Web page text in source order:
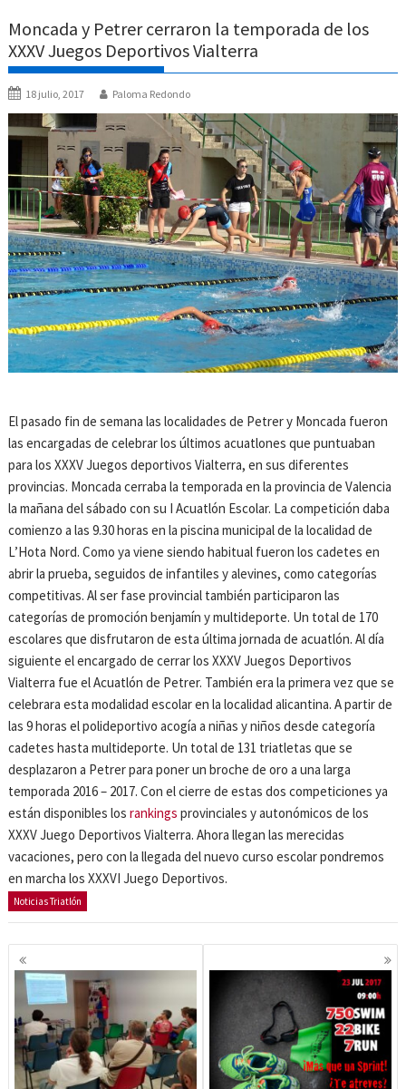
Moncada y Petrer cerraron la temporada de los
XXXV Juegos Deportivos Vialterra
18 julio, 2017 Paloma Redondo
El pasado fin de semana las localidades de Petrer y Moncada fueron
las encargadas de celebrar los últimos acuatlones que puntuaban
para los XXXV Juegos deportivos Vialterra, en sus diferentes
provincias. Moncada cerraba la temporada en la provincia de Valencia
la mañana del sábado con su I Acuatlón Escolar. La competición daba
comienzo a las 9.30 horas en la piscina municipal de la localidad de
L’Hota Nord. Como ya viene siendo habitual fueron los cadetes en
abrir la prueba, seguidos de infantiles y alevines, como categorías
competitivas. Al ser fase provincial también participaron las
categorías de promoción benjamín y multideporte. Un total de 170
escolares que disfrutaron de esta última jornada de acuatlón. Al día
siguiente el encargado de cerrar los XXXV Juegos Deportivos
Vialterra fue el Acuatlón de Petrer. También era la primera vez que se
celebrara esta modalidad escolar en la localidad alicantina. A partir de
las 9 horas el polideportivo acogía a niñas y niños desde categoría
cadetes hasta multideporte. Un total de 131 triatletas que se
desplazaron a Petrer para poner un broche de oro a una larga
temporada 2016 – 2017. Con el cierre de estas dos competiciones ya
están disponibles losrankings provinciales y autonómicos de los
XXXV Juego Deportivos Vialterra. Ahora llegan las merecidas
vacaciones, pero con la llegada del nuevo curso escolar pondremos
en marcha los XXXVI Juego Deportivos.
Noticias Triatlón
Navegación
de
entradas